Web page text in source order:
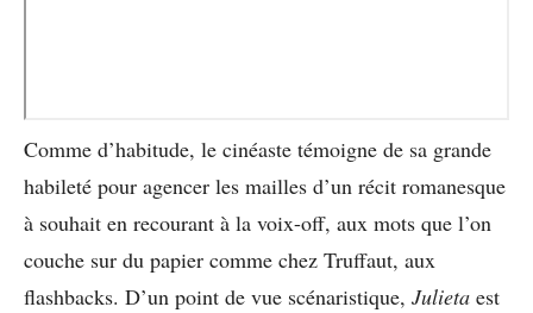
Comme d’habitude, le cinéaste témoigne de sa grande
habileté pour agencer les mailles d’un récit romanesque
à souhait en recourant à la voix-off, aux mots que l’on
couche sur du papier comme chez Truffaut, aux
flashbacks. D’un point de vue scénaristique, Julieta est